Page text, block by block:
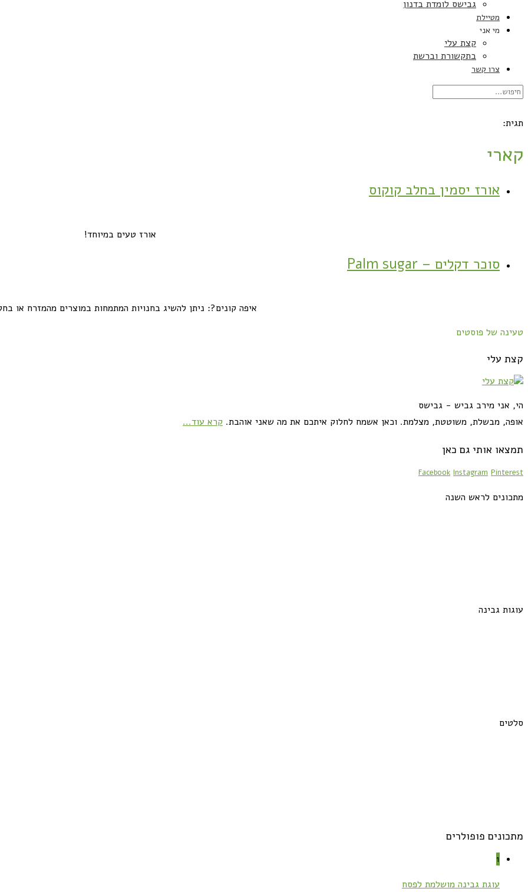
גבישס לומדת בדנון
מטיילת
מי אני
קצת עלי
בתקשורת וברשת
צרו קשר
תגית:
קארי
אורז יסמין בחלב קוקוס
אורז טעים במיוחד!
סוכר דקלים – Palm sugar
איפה קונים?: ניתן להשיג בחנויות המתמחות במוצרים מהמזרח או
טעינה של פוסטים
קצת עלי
הי, אני מירב גביש - גבישס
אופה, מבשלת, משוטטת, מצלמת. וכאן אשמח לחלוק איתכם את מה שאני אוהבת. קרא עוד...
תמצאו אותי גם כאן
Facebook Instagram Pinterest
מתכונים לראש השנה
עוגות גבינה
סלטים
מתכונים פופולרים
1
עוגת גבינה מושלמת לפסח